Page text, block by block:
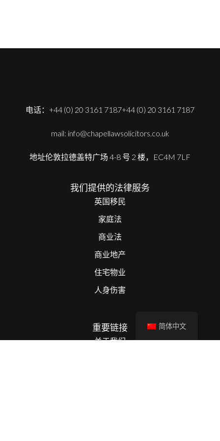
电话：+44 (0) 20 3161 7187+44 (0) 20 3161 7187
mail: info@chapellawsolicitors.co.uk
地址伦敦拉德盖特广场 4-8 号 2 楼，EC4M 7LF
我们提供的法律服务
英国移民
家庭法
商业法
商业地产
住宅物业
人身伤害
重要链接
关于我们
简体中文